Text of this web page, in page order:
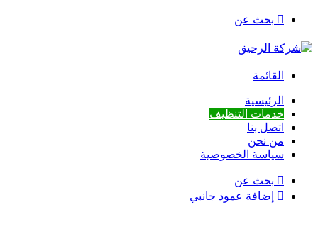
بحث عن
القائمة
الرئيسية
خدمات التنظيف
اتصل بنا
من نحن
سياسة الخصوصية
بحث عن
إضافة عمود جانبي